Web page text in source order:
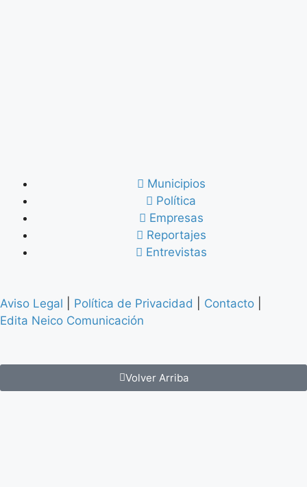
Municipios
Política
Empresas
Reportajes
Entrevistas
Aviso Legal Política de Privacidad Contacto
Edita Neico Comunicación
Volver Arriba